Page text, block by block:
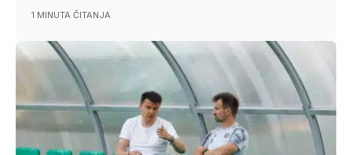
1 MINUTA ČITANJA